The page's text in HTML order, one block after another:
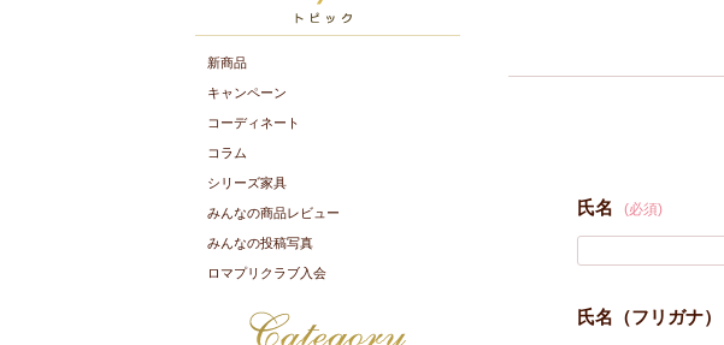
新商品
キャンペーン
コーディネート
コラム
シリーズ家具
みんなの商品レビュー
みんなの投稿写真
ロマプリクラブ入会
氏名 (必須)
氏名（フリガナ）